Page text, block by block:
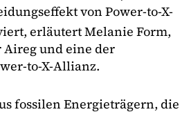
von Power-to-X-
erläutert Melanie Form,
und eine der
to-X-Allianz.
fossilen Energieträgern, die